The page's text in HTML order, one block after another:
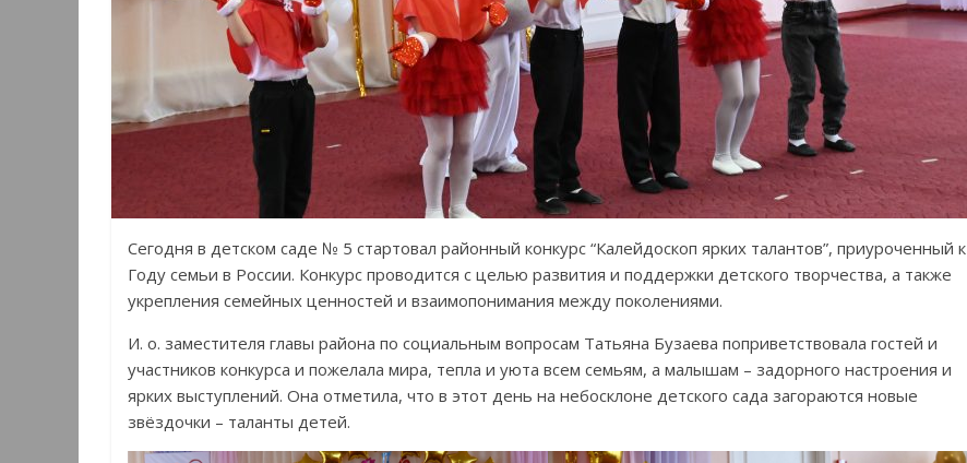
Сегодня в детском саде № 5 стартовал районный конкурс “Калейдоскоп ярких талантов”, приуроченный к
Году семьи в России. Конкурс проводится с целью развития и поддержки детского творчества, а также
укрепления семейных ценностей и взаимопонимания между поколениями.
И. о. заместителя главы района по социальным вопросам Татьяна Бузаева поприветствовала гостей и
участников конкурса и пожелала мира, тепла и уюта всем семьям, а малышам – задорного настроения и
ярких выступлений. Она отметила, что в этот день на небосклоне детского сада загораются новые
звёздочки – таланты детей.